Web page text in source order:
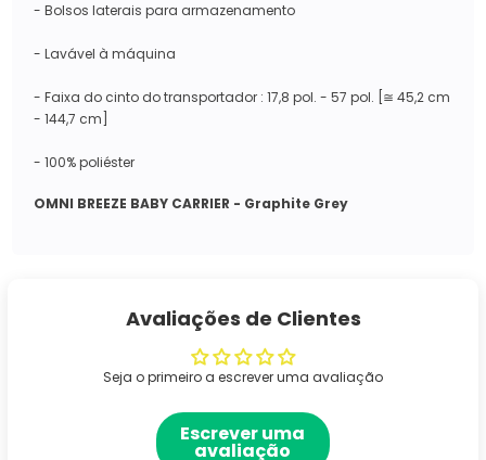
- Bolsos laterais para armazenamento
- Lavável à máquina
- Faixa do cinto do transportador : 17,8 pol. - 57 pol. [ ≅ 45,2 cm
- 144,7 cm]
- 100% poliéster
OMNI BREEZE BABY CARRIER - Graphite Grey
Avaliações de Clientes
Seja o primeiro a escrever uma avaliação
Escrever uma
avaliação